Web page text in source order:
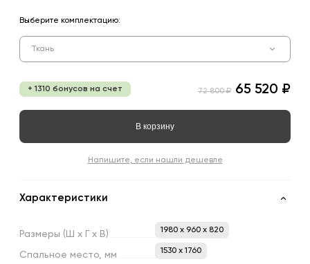
Выберите комплектацию:
Ткань
+ 1310 бонусов на счет 72 800 ₽ 65 520 ₽
В корзину
Напишите, если нашли дешевле
Характеристики
Размеры (Ш х х В) 1980 x 960 x 820
Спальное место, мм 1530 х 1760